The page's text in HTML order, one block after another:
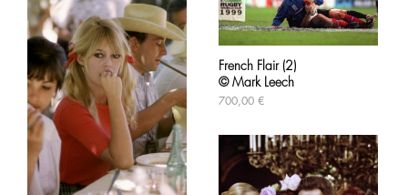
French Flair (2)
© Mark Leech
700,00 €